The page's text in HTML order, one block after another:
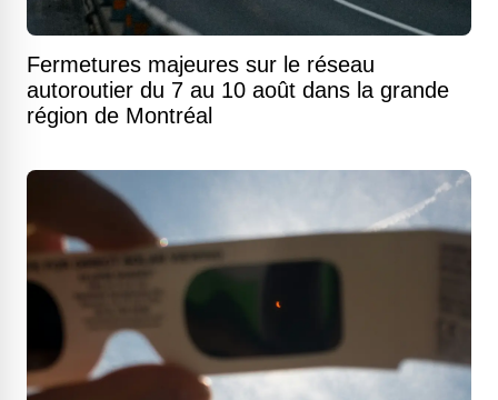
Fermetures majeures sur le réseau
autoroutier du 7 au 10 août dans la grande
région de Montréal